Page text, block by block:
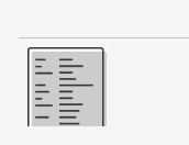
Rohkem